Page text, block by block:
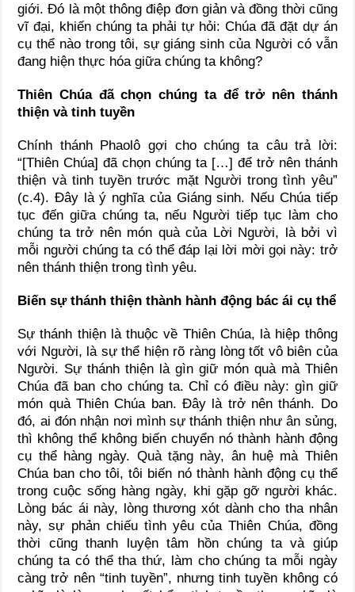
giới. Đó là một thông điệp đơn giản và đồng thời cũng
vĩ đại, khiến chúng ta phải tự hỏi: Chúa đã đặt dự án
cụ thể nào trong tôi, sự giáng sinh của Người có vẫn
đang hiện thực hóa giữa chúng ta không?
Thiên Chúa đã chọn chúng ta để trở nên thánh
thiện và tinh tuyền
Chính thánh Phaolô gợi cho chúng ta câu trả lời:
“[Thiên Chúa] đã chọn chúng ta […] để trở nên thánh
thiện và tinh tuyền trước mặt Người trong tình yêu”
(c.4). Đây là ý nghĩa của Giáng sinh. Nếu Chúa tiếp
tục đến giữa chúng ta, nếu Người tiếp tục làm cho
chúng ta trở nên món quà của Lời Người, là bởi vì
mỗi người chúng ta có thể đáp lại lời mời gọi này: trở
nên thánh thiện trong tình yêu.
Biến sự thánh thiện thành hành động bác ái cụ thể
Sự thánh thiện là thuộc về Thiên Chúa, là hiệp thông
với Người, là sự thể hiện rõ ràng lòng tốt vô biên của
Người. Sự thánh thiện là gìn giữ món quà mà Thiên
Chúa đã ban cho chúng ta. Chỉ có điều này: gìn giữ
món quà Thiên Chúa ban. Đây là trở nên thánh. Do
đó, ai đón nhận nơi mình sự thánh thiện như ân sủng,
thì không thể không biến chuyển nó thành hành động
cụ thể hàng ngày. Quà tặng này, ân huệ mà Thiên
Chúa ban cho tôi, tôi biến nó thành hành động cụ thể
trong cuộc sống hàng ngày, khi gặp gỡ người khác.
Lòng bác ái này, lòng thương xót dành cho tha nhân
này, sự phản chiếu tình yêu của Thiên Chúa, đồng
thời cũng thanh luyện tâm hồn chúng ta và giúp
chúng ta có thể tha thứ, làm cho chúng ta mỗi ngày
càng trở nên “tinh tuyền”, nhưng tinh tuyền không có